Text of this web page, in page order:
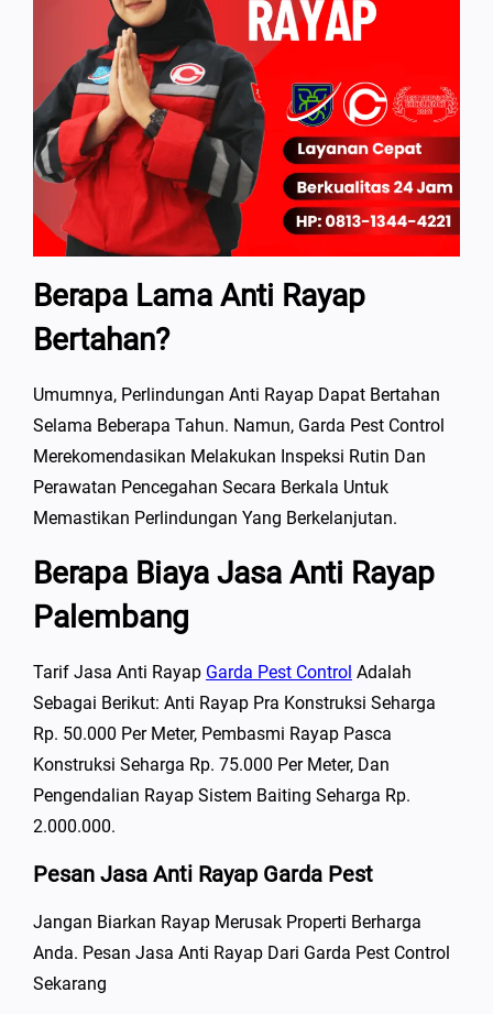
Berapa Lama Anti Rayap
Bertahan?
Umumnya, Perlindungan Anti Rayap Dapat Bertahan
Selama Beberapa Tahun. Namun, Garda Pest Control
Merekomendasikan Melakukan Inspeksi Rutin Dan
Perawatan Pencegahan Secara Berkala Untuk
Memastikan Perlindungan Yang Berkelanjutan.
Berapa Biaya Jasa Anti Rayap
Palembang
Tarif Jasa Anti Rayap Garda Pest Control Adalah
Sebagai Berikut: Anti Rayap Pra Konstruksi Seharga
Rp. 50.000 Per Meter, Pembasmi Rayap Pasca
Konstruksi Seharga Rp. 75.000 Per Meter, Dan
Pengendalian Rayap Sistem Baiting Seharga Rp.
2.000.000.
Pesan Jasa Anti Rayap Garda Pest
Jangan Biarkan Rayap Merusak Properti Berharga
Anda. Pesan Jasa Anti Rayap Dari Garda Pest Control
Sekarang